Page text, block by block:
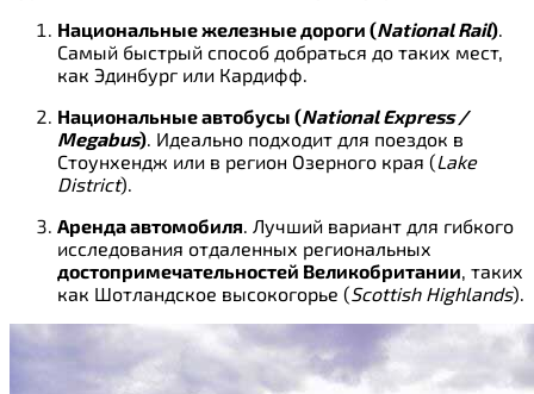
Национальные железные дороги (National Rail).
Самый быстрый способ добраться до таких мест,
как Эдинбург или Кардифф.
Национальные автобусы (National Express /
Megabus). Идеально подходит для поездок в
Стоунхендж или в регион Озерного края (Lake
District).
Аренда автомобиля. Лучший вариант для гибкого
исследования отдаленных региональных
достопримечательностей Великобритании, таких
как Шотландское высокогорье (Scottish Highlands).